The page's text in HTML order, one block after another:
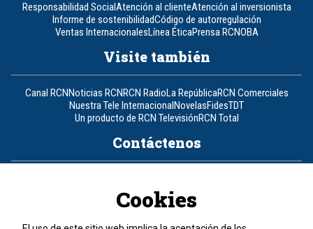
Responsabilidad SocialAtención al clienteAtención al inversionista
Informe de sostenibilidadCódigo de autorregulación
Ventas InternacionalesLínea ÉticaPrensa RCNOBA
Visite también
Canal RCNNoticias RCNRCN RadioLa RepúblicaRCN Comerciales
Nuestra Tele InternacionalNovelasFidesTDT
Un producto de RCN TelevisiónRCN Total
Contáctenos
Política de cookies
Cookies